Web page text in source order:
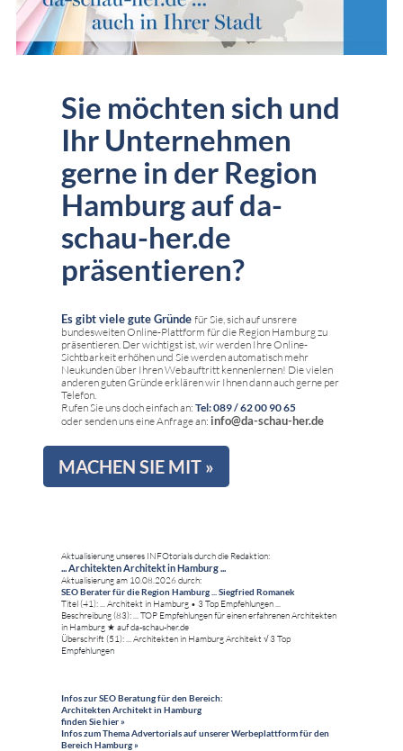
Sie möchten sich und
Ihr Unternehmen
gerne in der Region
Hamburg auf da-
schau-her.de
präsentieren?
Es gibt viele gute Gründe für Sie, sich auf unsrere
bundesweiten Online-Plattform für die Region Hamburg zu
präsentieren. Der wichtigst ist, wir werden Ihre Online-
Sichtbarkeit erhöhen und Sie werden automatisch mehr
Neukunden über Ihren Webauftritt kennenlernen! Die vielen
anderen guten Gründe erklären wir Ihnen dann auch gerne per
Telefon.
Rufen Sie uns doch einfach an: Tel: 089 / 62 00 90 65
oder senden uns eine Anfrage an: info@da-schau-her.de
MACHEN SIE MIT »
Aktualisierung unseres INFOtorials durch die Redaktion:
... Architekten Architekt in Hamburg ...
Aktualisierung am 10.08.2026 durch:
SEO Berater für die Region Hamburg ... Siegfried Romanek
Titel (41): ... Architekt in Hamburg • 3 Top Empfehlungen ...
Beschreibung (83): ... TOP Empfehlungen für einen erfahrenen Architekten
in Hamburg ★ auf da-schau-her.de
Überschrift (51): ... Architekten in Hamburg Architekt √ 3 Top
Empfehlungen
Infos zur SEO Beratung für den Bereich:
Architekten Architekt in Hamburg
finden Sie hier »
Infos zum Thema Advertorials auf unserer Werbeplattform für den
Bereich Hamburg »